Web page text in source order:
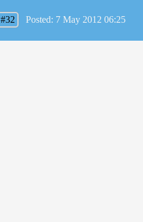
#32 Posted: 7 May 2012 06:25